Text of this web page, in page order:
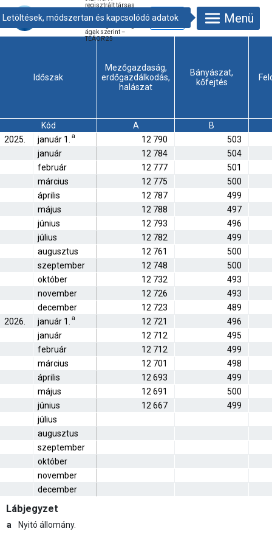
regisztrált társas
száma havonta,
ágak szerint –
TEÁOR'25
Menü
Időszak
Mezőgazdaság,
erdőgazdálkodás,
halászat
Bányászat,
kőfejtés
Kód A
B
2025.
január 1. a 12 790
503
január
12 784
504
február
12 777
501
március
12 775
500
április
12 787
499
május
12 788
497
június
12 793
496
július
12 782
499
augusztus
12 761
500
szeptember
12 748
500
október
12 732
493
november
12 726
493
december
12 723
489
2026.
január 1. a 12 721
496
január
12 712
495
február
12 712
499
március
12 701
498
április
12 693
499
május
12 691
500
június
12 667
499
július
augusztus
szeptember
október
november
december
Lábjegyzet
a Nyitó állomány.